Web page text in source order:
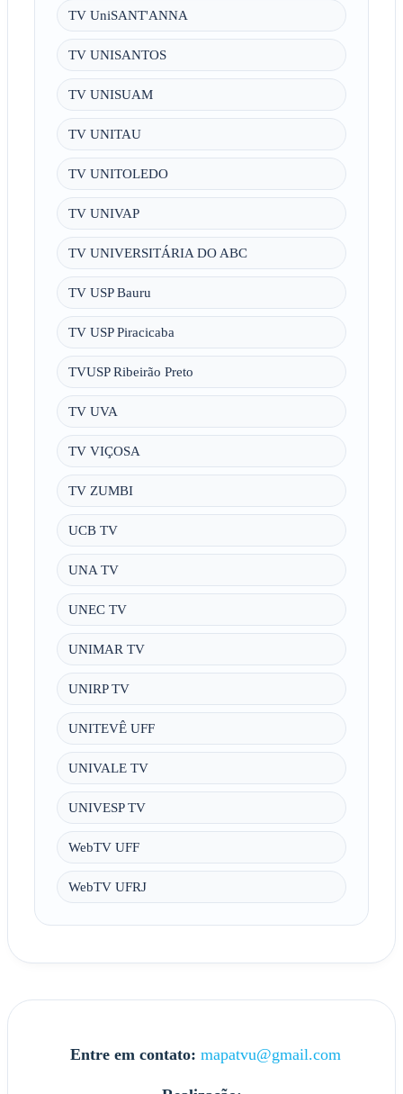
TV UniSANT'ANNA
TV UNISANTOS
TV UNISUAM
TV UNITAU
TV UNITOLEDO
TV UNIVAP
TV UNIVERSITÁRIA DO ABC
TV USP Bauru
TV USP Piracicaba
TVUSP Ribeirão Preto
TV UVA
TV VIÇOSA
TV ZUMBI
UCB TV
UNA TV
UNEC TV
UNIMAR TV
UNIRP TV
UNITEVÊ UFF
UNIVALE TV
UNIVESP TV
WebTV UFF
WebTV UFRJ
Entre em contato: mapatvu@gmail.com